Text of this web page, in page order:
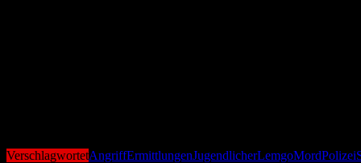
VerschlagwortetAngriffErmittlungenJugendlicherLemgoMordPolizei